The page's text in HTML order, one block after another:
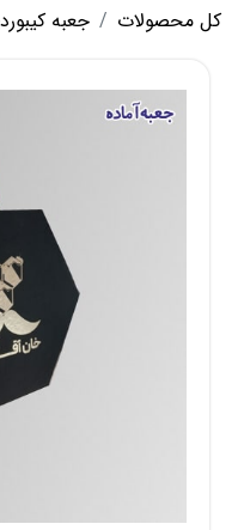
کل محصولات جعبه